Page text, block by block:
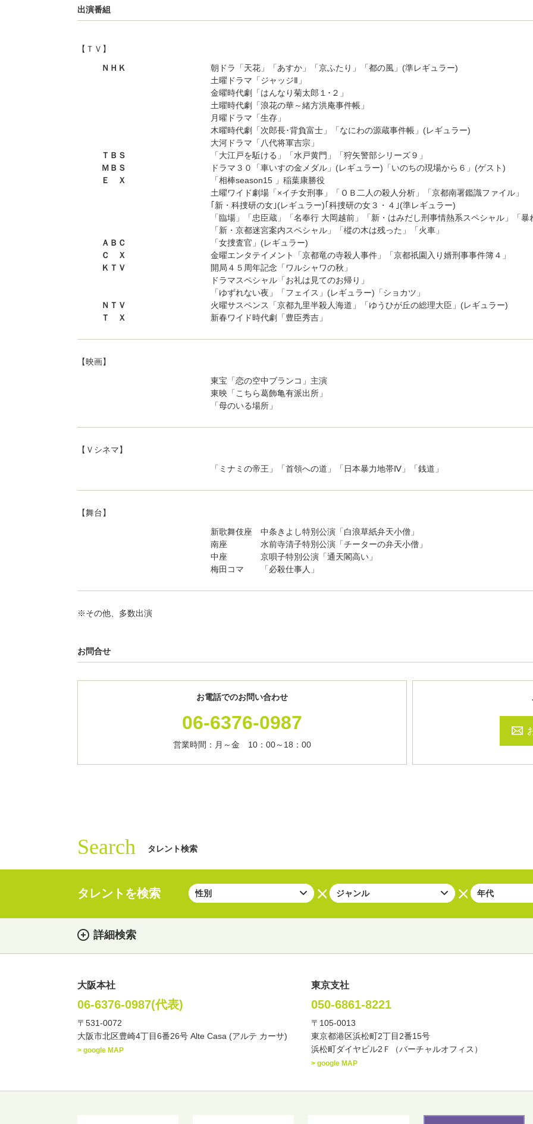
出演番組
【ＴＶ】
ＮＨＫ
朝ドラ「天花」「あすか」「京ふたり」「都の風」(準レギュラー)
土曜ドラマ「ジャッジⅡ」
金曜時代劇「はんなり菊太郎１･２」
土曜時代劇「浪花の華～緒方洪庵事件帳」
月曜ドラマ「生存」
木曜時代劇「次郎長･背負富士」「なにわの源蔵事件帳」(レギュラー)
大河ドラマ「八代将軍吉宗」
ＴＢＳ
「大江戸を駈ける」「水戸黄門」「狩矢警部シリーズ９」
ＭＢＳ
ドラマ３０「車いすの金メダル」(レギュラー)「いのちの現場から６」(ゲスト)
Ｅ Ｘ
「相棒season15 」稲葉康勝役
土曜ワイド劇場「×イチ女刑事」「ＯＢ二人の殺人分析」「京都南署鑑識ファイル」
｢新・科捜研の女｣(レギュラー)｢科捜研の女３・４｣(準レギュラー)
「臨場」「忠臣蔵」「名奉行 大岡越前」「新・はみだし刑事情熱系スペシャル」「暴
「新・京都迷宮案内スペシャル」「樅の木は残った」「火車」
ＡＢＣ
「女捜査官」(レギュラー)
Ｃ Ｘ
金曜エンタテイメント「京都竜の寺殺人事件」「京都祇園入り婿刑事事件簿４」
ＫＴＶ
開局４５周年記念「ワルシャワの秋」
ドラマスペシャル「お礼は見てのお帰り」
「ゆずれない夜」「フェイス」(レギュラー)「ショカツ」
ＮＴＶ
火曜サスペンス「京都九里半殺人海道」「ゆうひが丘の総理大臣」(レギュラー)
Ｔ Ｘ
新春ワイド時代劇「豊臣秀吉」
【映画】
東宝「恋の空中ブランコ」主演
東映「こちら葛飾亀有派出所」
「母のいる場所」
【Ｖシネマ】
「ミナミの帝王」「首領への道」「日本暴力地帯Ⅳ」「銭道」
【舞台】
新歌舞伎座 中条きよし特別公演「白浪草紙弁天小僧」
南座 水前寺清子特別公演「チーターの弁天小僧」
中座 京唄子特別公演「通天閣高い」
梅田コマ 「必殺仕事人」
※その他、多数出演
お問合せ
お電話でのお問い合わせ
06-6376-0987
営業時間：月～金 10：00～18：00
Search タレント検索
タレントを検索
詳細検索
・性別
・ジャンル お笑い・バラエティー
講談 モーションアクター
歳～ 歳
大阪本社
06-6376-0987(代表)
〒531-0072
大阪市北区豊崎4丁目6番26号 Alte Casa (アルテ カーサ)
> google MAP
東京支社
050-6861-8221
〒105-0013
東京都港区浜松町2丁目2番15号
浜松町ダイヤビル2Ｆ（バーチャルオフィス）
> google MAP